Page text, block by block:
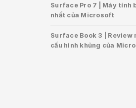
Surface Pro 7 | Máy tính
nhất của Microsoft
Surface Book 3 | Review
cấu hình khủng của